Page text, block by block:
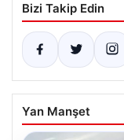
Bizi Takip Edin
Yan Manşet